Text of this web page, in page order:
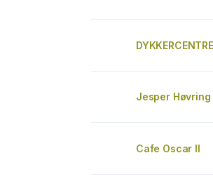
Jesper Høvring
Cafe Oscar II